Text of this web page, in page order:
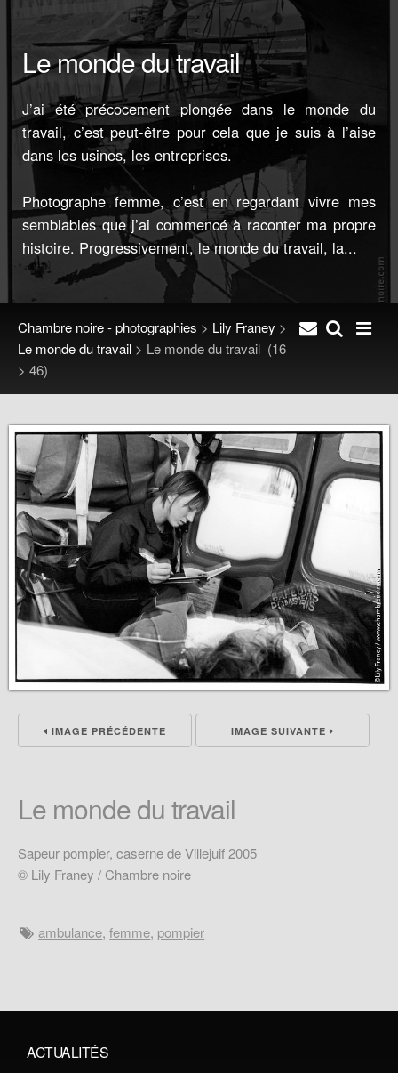
Le monde du travail
J’ai été précocement plongée dans le monde du
travail, c’est peut-être pour cela que je suis à l’aise
dans les usines, les entreprises.
Photographe femme, c’est en regardant vivre mes
semblables que j’ai commencé à raconter ma propre
histoire. Progressivement, le monde du travail, la...
Chambre noire - photographies > Lily Franey >
Le monde du travail > Le monde du travail (16
> 46)
IMAGE PRÉCÉDENTE IMAGE SUIVANTE
Le monde du travail
Sapeur pompier, caserne de Villejuif 2005
© Lily Franey / Chambre noire
ambulance,femme, pompier
ACTUALITÉS